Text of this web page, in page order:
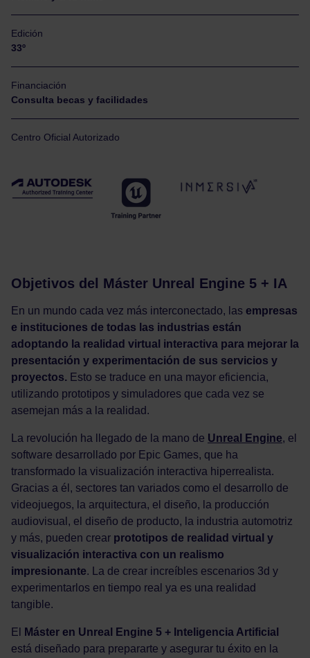
Edición
33º
Financiación
Consulta becas y facilidades
Centro Oficial Autorizado
Objetivos del Máster Unreal Engine 5 + IA
En un mundo cada vez más interconectado, las empresas
e instituciones de todas las industrias están
adoptando la realidad virtual interactiva para mejorar la
presentación y experimentación de sus servicios y
proyectos. Esto se traduce en una mayor eficiencia,
utilizando prototipos y simuladores que cada vez se
asemejan más a la realidad.
La revolución ha llegado de la mano de Unreal Engine, el
software desarrollado por Epic Games, que ha
transformado la visualización interactiva hiperrealista.
Gracias a él, sectores tan variados como el desarrollo de
videojuegos, la arquitectura, el diseño, la producción
audiovisual, el diseño de producto, la industria automotriz
y más, pueden crear prototipos de realidad virtual y
visualización interactiva con un realismo
impresionante. La de crear increíbles escenarios 3d y
experimentarlos en tiempo real ya es una realidad
tangible.
El
Máster en Unreal Engine 5 + Inteligencia Artificial
está diseñado para prepararte y asegurar tu éxito en la